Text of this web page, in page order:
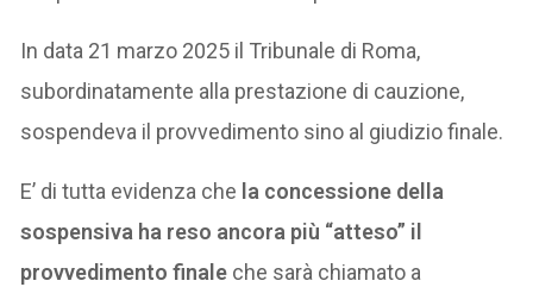
In data 21 marzo 2025 il Tribunale di Roma,
subordinatamente alla prestazione di cauzione,
sospendeva il provvedimento sino al giudizio finale.
E’ di tutta evidenza che la concessione della
sospensiva ha reso ancora più “atteso” il
provvedimento finale che sarà chiamato a